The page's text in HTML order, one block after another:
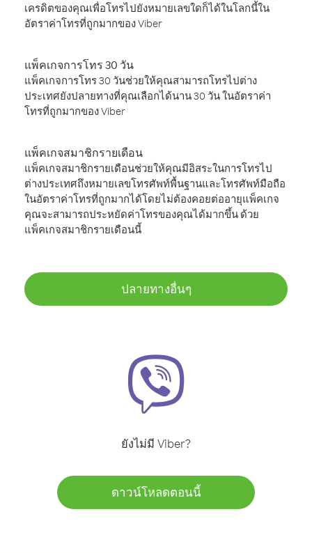
เครดิตของคุณเพื่อโทรไปยังหมายเลขใดก็ได้ในโลกนี้ใน
อัตราค่าโทรที่ถูกมากของ Viber
แพ็คเกจการโทร 30 วัน
แพ็คเกจการโทร 30 วันช่วยให้คุณสามารถโทรไปต่าง
ประเทศยังปลายทางที่คุณเลือกได้นาน 30 วัน ในอัตราค่า
โทรที่ถูกมากของ Viber
แพ็คเกจสมาชิกรายเดือน
แพ็คเกจสมาชิกรายเดือนช่วยให้คุณมีอิสระในการโทรไป
ต่างประเทศถึงหมายเลขโทรศัพท์พื้นฐานและโทรศัพท์มือถือ
ในอัตราค่าโทรที่ถูกมากได้โดยไม่ต้องคอยต่ออายุแพ็คเกจ
คุณจะสามารถประหยัดค่าโทรของคุณได้มากขึ้น ด้วย
แพ็คเกจสมาชิกรายเดือนนี้
ปลายทางอื่นๆ
ยังไม่มี Viber?
ดาวน์โหลดตอนนี้